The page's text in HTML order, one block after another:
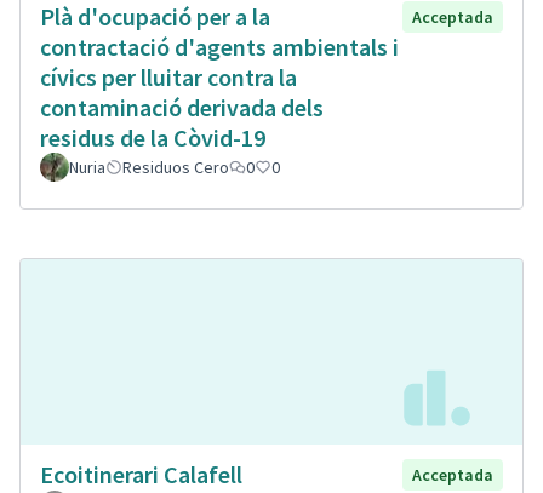
Plà d'ocupació per a la
contractació d'agents ambientals i
cívics per lluitar contra la
contaminació derivada dels
residus de la Còvid-19
Acceptada
Nuria Residuos Cero 0 0
Ecoitinerari Calafell
Acceptada